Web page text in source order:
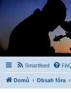
Smartfeed
Domů Obsah fóra